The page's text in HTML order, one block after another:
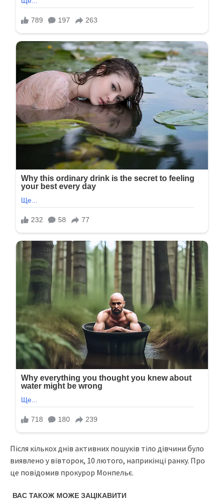
Після кількох днів активних пошуків тіло дівчини було
виявлено у вівторок, 10 лютого, наприкінці ранку. Про
це повідомив прокурор Монпельє.